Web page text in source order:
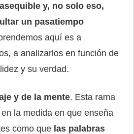
y, no solo eso,
un pasatiempo
aquí es a
a analizarlos en función de
y su verdad.
y de la mente. Esta rama
la medida en que enseña
como que las palabras